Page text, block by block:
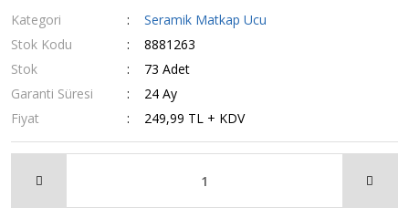
Kategori
Seramik Matkap Ucu
Stok Kodu
8881263
Stok
73 Adet
Garanti Süresi
24 Ay
Fiyat
249,99 TL + KDV